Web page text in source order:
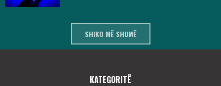
SHIKO MË SHUMË
KATEGORITË